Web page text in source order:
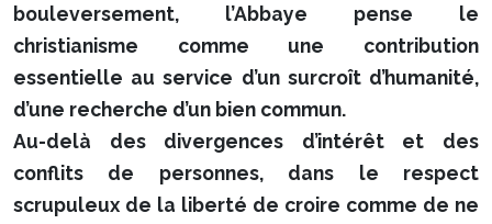
bouleversement, l’Abbaye pense le
christianisme comme une contribution
essentielle au service d’un surcroît d’humanité,
d’une recherche d’un bien commun.
Au-delà des divergences d’intérêt et des
conflits de personnes, dans le respect
scrupuleux de la liberté de croire comme de ne